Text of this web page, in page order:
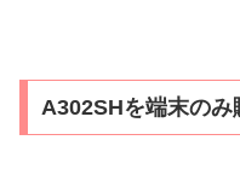
A302SHを端末のみ